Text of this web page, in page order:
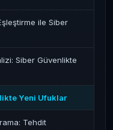
ile Siber
Siber Güvenlikte
Yeni Ufuklar
Tehdit